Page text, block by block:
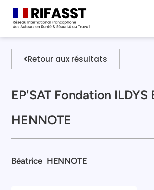
Retour aux résultats
EP'SAT Fondation ILDYS
HENNOTE
Béatrice HENNOTE